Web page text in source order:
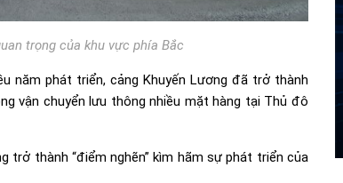
trọng của khu vực phía Bắc
năm phát triển, cảng Khuyến Lương đã trở thành
vận chuyển lưu thông nhiều mặt hàng tại Thủ đô
thành “điểm nghẽn” kìm hãm sự phát triển của